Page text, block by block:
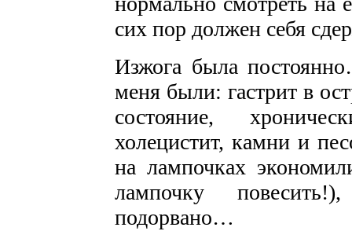
сих пор должен себя
Изжога была
меня были: гастрит в
состояние,
холецистит, камни и
на лампочках
лампочку
подорвано…